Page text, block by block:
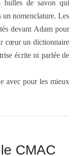
bulles de savon qui
un nomenclature. Les
devant Adam pour
cœur un dictionnaire
écrite ni parlée de
avec pour les mieux
CMAC